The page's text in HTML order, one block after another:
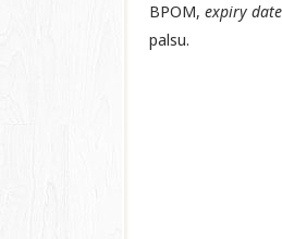
BPOM, expiry date
palsu.